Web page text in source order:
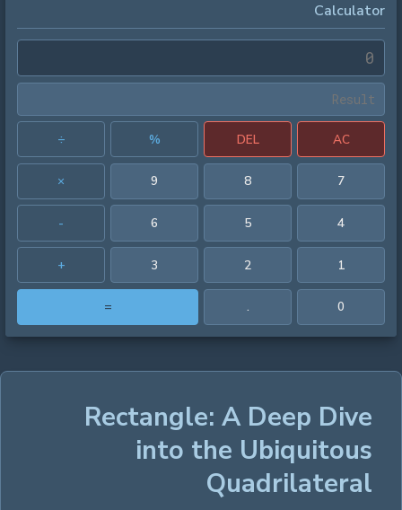
Calculator
AC
DEL
%
÷
7
8
9
×
4
5
6
-
1
2
3
+
0
.
=
Rectangle: A Deep Dive
into the Ubiquitous
Quadrilateral